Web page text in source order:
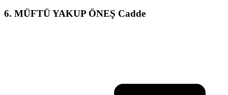
6. MÜFTÜ YAKUP ÖNEŞ Cadde